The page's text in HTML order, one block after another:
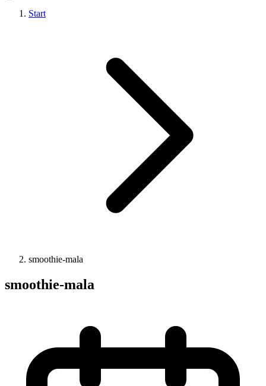
Start
smoothie-mala
smoothie-mala